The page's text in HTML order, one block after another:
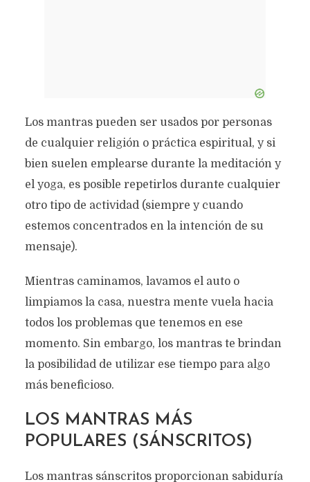
Los mantras pueden ser usados por personas
de cualquier religión o práctica espiritual, y si
bien suelen emplearse durante la meditación y
el yoga, es posible repetirlos durante cualquier
otro tipo de actividad (siempre y cuando
estemos concentrados en la intención de su
mensaje).
Mientras caminamos, lavamos el auto o
limpiamos la casa, nuestra mente vuela hacia
todos los problemas que tenemos en ese
momento. Sin embargo, los mantras te brindan
la posibilidad de utilizar ese tiempo para algo
más beneficioso.
LOS MANTRAS MÁS
POPULARES (SÁNSCRITOS)
Los mantras sánscritos proporcionan sabiduría